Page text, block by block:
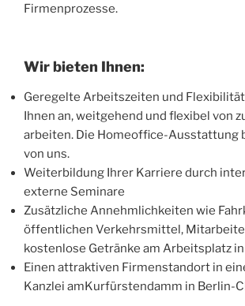
Firmenprozesse.
Wir bieten Ihnen:
Geregelte Arbeitszeiten und
Ihnen an, weitgehend und flexibel von
arbeiten. Die Homeoffice-Ausstattung
von uns.
Weiterbildung Ihrer Karriere durch
externe Seminare
Zusätzliche Annehmlichkeiten wie
öffentlichen Verkehrsmittel,
kostenlose Getränke am Arbeitsplatz
Einen attraktiven Firmenstandort in
Kanzlei amKurfürstendamm in Berlin-